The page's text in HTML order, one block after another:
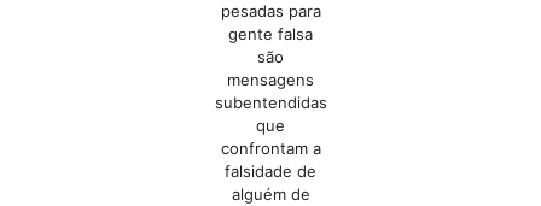
pesadas para
gente falsa
são
mensagens
subentendidas
que
confrontam a
falsidade de
alguém de